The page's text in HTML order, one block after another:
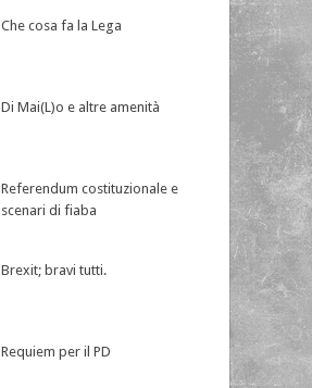
Che cosa fa la Lega
Di Mai(L)o e altre amenità
Referendum costituzionale e
scenari di fiaba
Brexit; bravi tutti.
Requiem per il PD